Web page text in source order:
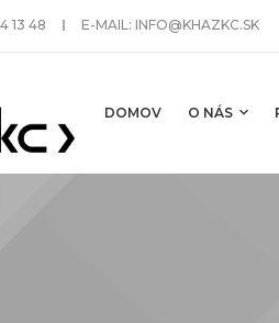
13 48 E-MAIL: INFO@KHAZKC.SK
DOMOV O NÁS